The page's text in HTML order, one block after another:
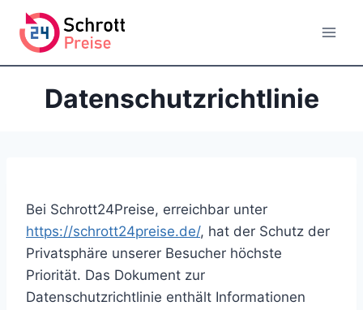
Zum
Inhalt
springen
Datenschutzrichtlinie
Bei Schrott24Preise, erreichbar unter
https://schrott24preise.de/, hat der Schutz der
Privatsphäre unserer Besucher höchste
Priorität. Das Dokument zur
Datenschutzrichtlinie enthält Informationen